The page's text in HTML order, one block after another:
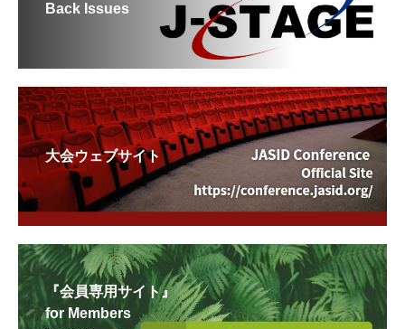
Back Issues
大会ウェブサイト
『会員専用サイト』
for Members